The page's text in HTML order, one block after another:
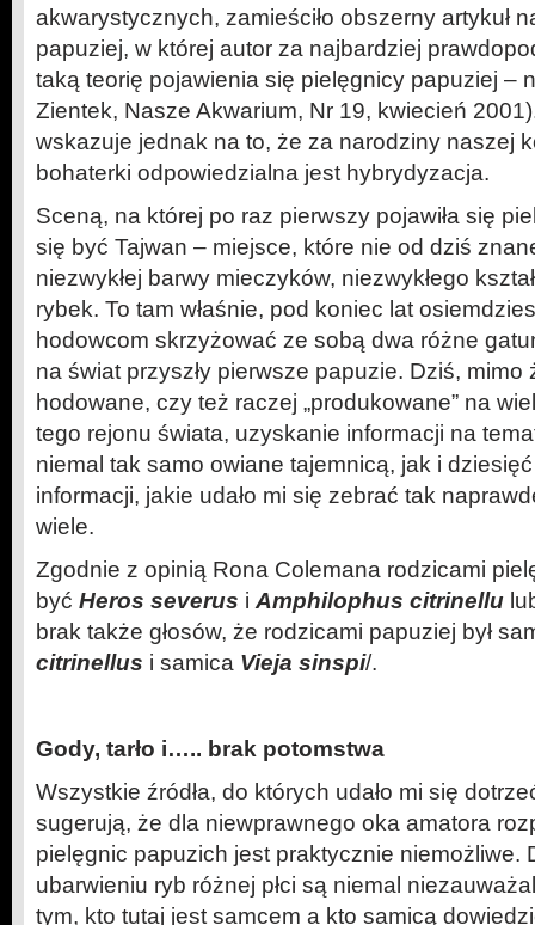
akwarystycznych, zamieściło obszerny artykuł
papuziej, w której autor za najbardziej
taką teorię pojawienia się pielęgnicy papuziej –
Zientek, Nasze Akwarium, Nr 19, kwiecień
wskazuje jednak na to, że za narodziny naszej
bohaterki odpowiedzialna jest hybrydyzacja.
Sceną, na której po raz pierwszy pojawiła się
się być Tajwan – miejsce, które nie od dziś
niezwykłej barwy mieczyków, niezwykłego
rybek. To tam właśnie, pod koniec lat
hodowcom skrzyżować ze sobą dwa różne
na świat przyszły pierwsze papuzie. Dziś, mimo
hodowane, czy też raczej „produkowane” na
tego rejonu świata, uzyskanie informacji na
niemal tak samo owiane tajemnicą, jak i
informacji, jakie udało mi się zebrać tak
wiele.
Zgodnie z opinią Rona Colemana rodzicami
być Heros severus i Amphilophus citrinellu
brak także głosów, że rodzicami papuziej był
citrinellus i samica Vieja sinspi/.
Gody, tarło i….. brak potomstwa
Wszystkie źródła, do których udało mi się
sugerują, że dla niewprawnego oka amatora
pielęgnic papuzich jest praktycznie niemożliwe.
ubarwieniu ryb różnej płci są niemal
tym, kto tutaj jest samcem a kto samicą